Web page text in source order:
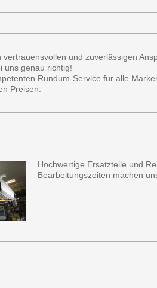
vertrauensvollen und zuverlässigen
uns genau richtig!
Rundum-Service für alle
Preisen.
Hochwertige Ersatzteile und
Bearbeitungszeiten machen